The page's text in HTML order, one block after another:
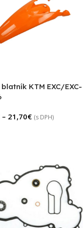
KTM EXC/EXC-
– 21,70€ (s DPH)